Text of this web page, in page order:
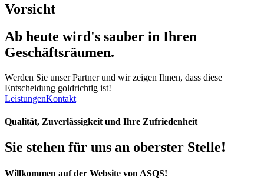
Vorsicht
Ab heute wird's sauber in Ihren
Geschäftsräumen.
Werden Sie unser Partner und wir zeigen Ihnen, dass diese
Entscheidung goldrichtig ist!
LeistungenKontakt
Qualität, Zuverlässigkeit und Ihre Zufriedenheit
Sie stehen für uns an oberster Stelle!
Willkommen auf der Website von ASQS!